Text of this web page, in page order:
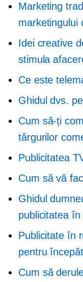
Marketing
marketingului
Idei creative
stimula
Ce este
Ghidul dvs.
Cum să-ți
târgurilor
Publicitatea
Cum să vă
Ghidul
publicitatea în
Publicitate în
pentru
Cum să